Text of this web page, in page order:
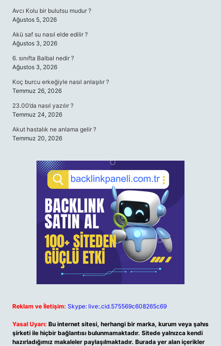
Avcı Kolu bir bulutsu mudur ?
Ağustos 5, 2026
Akü saf su nasıl elde edilir ?
Ağustos 3, 2026
6. sınıfta Balbal nedir ?
Ağustos 3, 2026
Koç burcu erkeğiyle nasıl anlaşılır ?
Temmuz 26, 2026
23.00’da nasıl yazılır ?
Temmuz 24, 2026
Akut hastalık ne anlama gelir ?
Temmuz 20, 2026
Reklam ve İletişim: Skype: live:.cid.575569c608265c69
Yasal Uyarı: Bu internet sitesi, herhangi bir marka, kurum veya şahıs
şirketi ile hiçbir bağlantısı bulunmamaktadır. Sitede yalnızca kendi
hazırladığımız makaleler paylaşılmaktadır. Burada yer alan içerikler